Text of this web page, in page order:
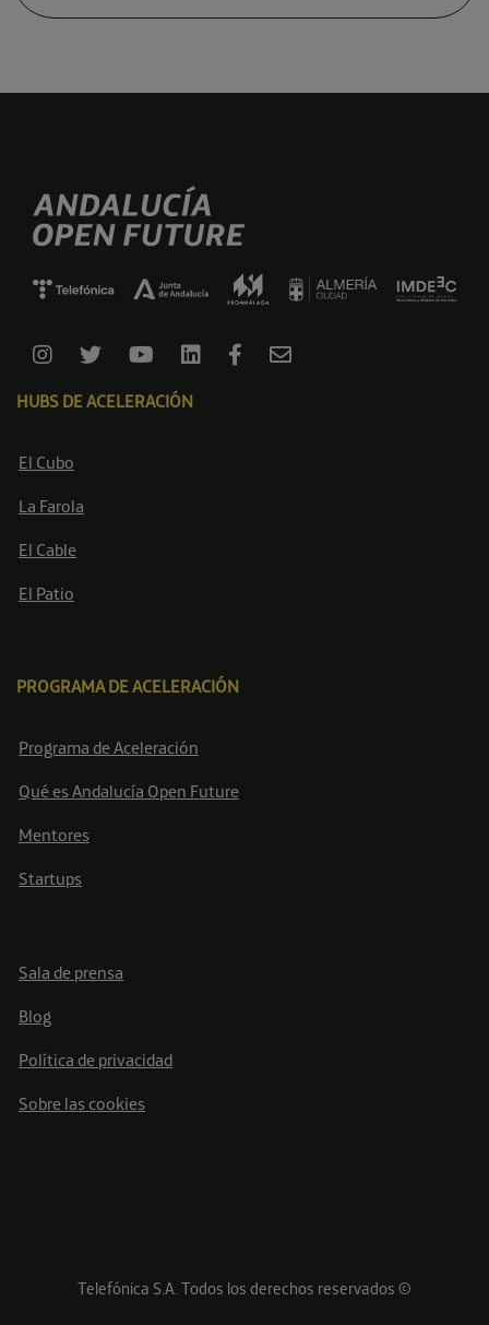
HUBS DE ACELERACIÓN
El Cubo
La Farola
El Cable
El Patio
PROGRAMA DE ACELERACIÓN
Programa de Aceleración
Qué es Andalucía Open Future
Mentores
Startups
Sala de prensa
Blog
Política de privacidad
Sobre las cookies
Telefónica S.A. Todos los derechos reservados ©